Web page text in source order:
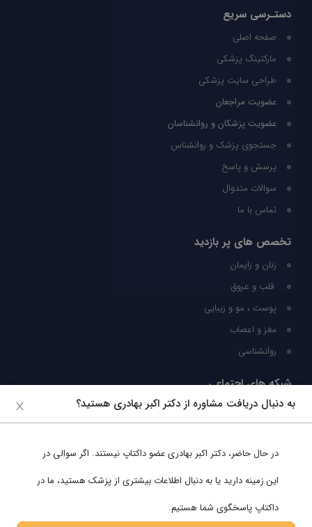
دستـرسی سریع
صفحه اصلی
مارکتینگ پزشکی
طراحی سایت پزشکی
عضویت مراجعان
عضویت پزشکان و روانشناسان
جستجوی پزشک و روانشناس
پرسش و پاسخ
سوالات متدوال
تماس با ما
تخصص های پر بازدید
زنان و زایمان
قلب و عروق
پوست ، مو و زیبایی
مغز و اعصاب
روانشناسی
شبکه های اجتماعی
ما را در شبکه های اجتماعی دنبال کنید
به دنبال دریافت مشاوره از دکتر اکبر بهادری هستید؟
در حال حاضر، دکتر اکبر بهادریعضو داکتاپ نیستند. اگر سوالی در
این زمینه دارید یا به دنبال اطلاعات بیشتری از پزشک هستید، ما در
داکتاپ پاسخگوی شما هستیم.